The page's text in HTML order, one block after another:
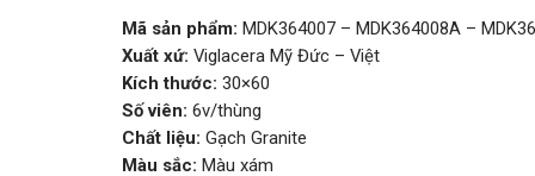
Mã sản phẩm: MDK364007 – MDK364008A –
Xuất xứ: Viglacera Mỹ Đức – Việt
Kích thước: 30×60
Số viên: 6v/thùng
Chất liệu: Gạch Granite
Màu sắc: Màu xám